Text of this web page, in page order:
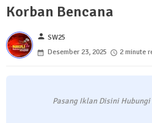
Korban Bencana
person SW25
Desember 23, 2025
2 minute
Pasang Iklan Disini Hubungi